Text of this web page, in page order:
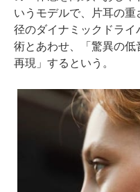
いうモデルで、片耳の
径のダイナミックドラ
術とあわせ、「驚異の
再現」するという。